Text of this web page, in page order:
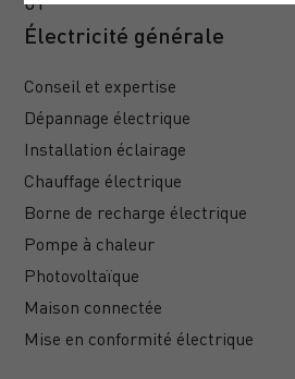
Électricité générale
Conseil et expertise
Dépannage électrique
Installation éclairage
Chauffage électrique
Borne de recharge électrique
Pompe à chaleur
Photovoltaïque
Maison connectée
Mise en conformité électrique